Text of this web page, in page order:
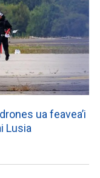
ua feavea’i
Lusia